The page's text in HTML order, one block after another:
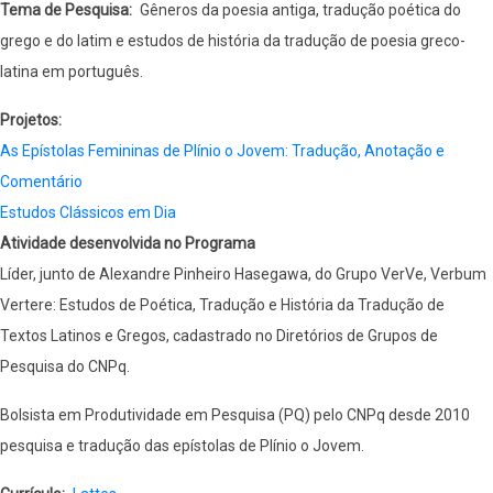
Tema de Pesquisa
Gêneros da poesia antiga, tradução poética do
grego e do latim e estudos de história da tradução de poesia greco-
latina em português.
Projetos
As Epístolas Femininas de Plínio o Jovem: Tradução, Anotação e
Comentário
Estudos Clássicos em Dia
Atividade desenvolvida no Programa
Líder, junto de Alexandre Pinheiro Hasegawa, do Grupo VerVe, Verbum
Vertere: Estudos de Poética, Tradução e História da Tradução de
Textos Latinos e Gregos, cadastrado no Diretórios de Grupos de
Pesquisa do CNPq.
Bolsista em Produtividade em Pesquisa (PQ) pelo CNPq desde 2010
pesquisa e tradução das epístolas de Plínio o Jovem.